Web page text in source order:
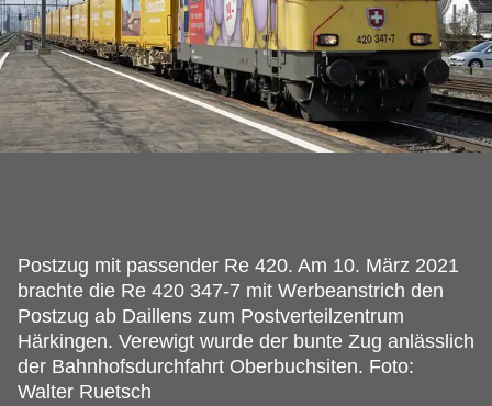
Postzug mit passender Re 420. Am 10. März 2021
brachte die Re 420 347-7 mit Werbeanstrich den
Postzug ab Daillens zum Postverteilzentrum
Härkingen. Verewigt wurde der bunte Zug anlässlich
der Bahnhofsdurchfahrt Oberbuchsiten. Foto:
Walter Ruetsch